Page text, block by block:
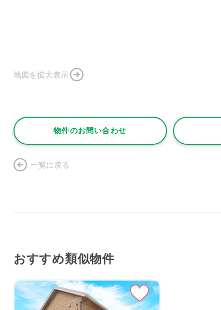
地図を拡大表示
物件のお問い合わせ
一覧に戻る
おすすめ類似物件